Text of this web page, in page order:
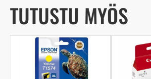
TUTUSTU MYÖS